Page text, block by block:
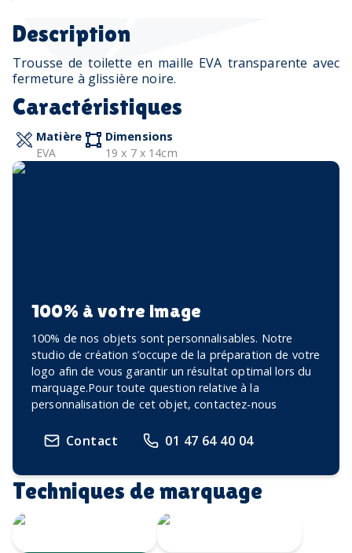
Description
Trousse de toilette en maille EVA transparente avec
fermeture à glissière noire.
Caractéristiques
Matière
EVA
Dimensions
19 x 7 x 14cm
100% à votre image
100% de nos objets sont personnalisables. Notre
studio de création s’occupe de la préparation de votre
logo afin de vous garantir un résultat optimal lors du
marquage.Pour toute question relative à la
personnalisation de cet objet, contactez-nous
Contact 01 47 64 40 04
Techniques de marquage